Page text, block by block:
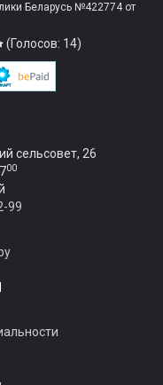
Беларусь №422774 от
(Голосов: 14)
сельсовет, 26
00
99